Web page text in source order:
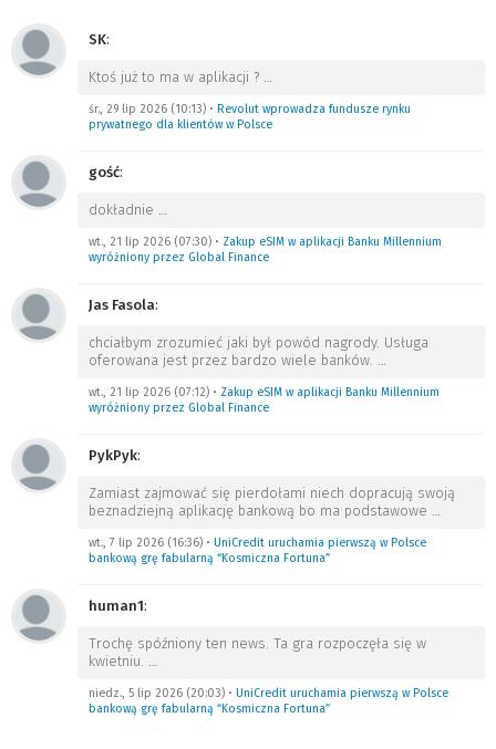
SK:
Ktoś już to ma w aplikacji ? …
śr., 29 lip 2026 (10:13) • Revolut wprowadza fundusze rynku
prywatnego dla klientów w Polsce
gość:
dokładnie …
wt., 21 lip 2026 (07:30) • Zakup eSIM w aplikacji Banku Millennium
wyróżniony przez Global Finance
Jas Fasola:
chciałbym zrozumieć jaki był powód nagrody. Usługa
oferowana jest przez bardzo wiele banków. …
wt., 21 lip 2026 (07:12) • Zakup eSIM w aplikacji Banku Millennium
wyróżniony przez Global Finance
PykPyk:
Zamiast zajmować się pierdołami niech dopracują swoją
beznadziejną aplikację bankową bo ma podstawowe …
wt., 7 lip 2026 (16:36) • UniCredit uruchamia pierwszą w Polsce
bankową grę fabularną “Kosmiczna Fortuna”
human1:
Trochę spóźniony ten news. Ta gra rozpoczęła się w
kwietniu. …
niedz., 5 lip 2026 (20:03) • UniCredit uruchamia pierwszą w Polsce
bankową grę fabularną “Kosmiczna Fortuna”